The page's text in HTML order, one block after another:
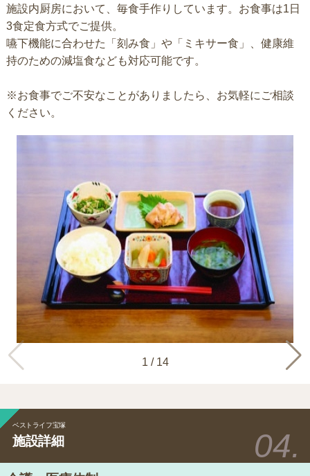
施設内厨房において、毎食手作りしています。お食事は1日
3食定食方式でご提供。
嚥下機能に合わせた「刻み食」や「ミキサー食」、健康維
持のための減塩食なども対応可能です。
※お食事でご不安なことがありましたら、お気軽にご相談
ください。
1 / 14
ベストライフ宝塚
施設詳細